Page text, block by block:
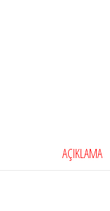
AÇIKLAMA